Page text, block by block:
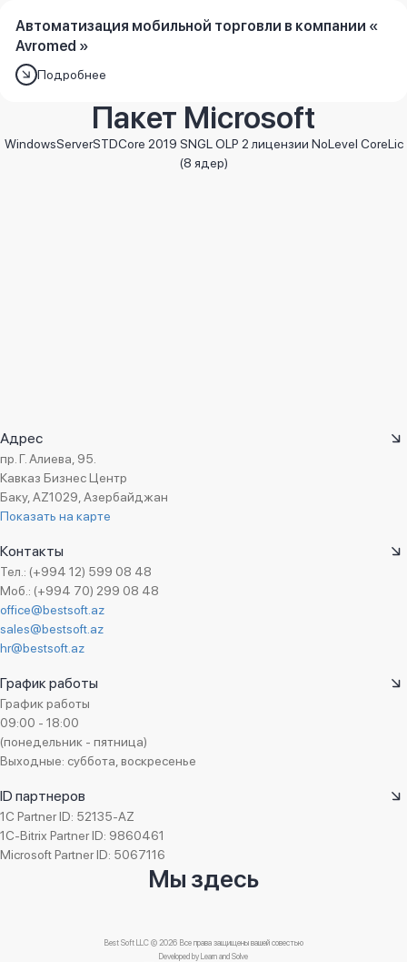
Автоматизация мобильной торговли в компании «
Avromed »
Подробнее
Пакет Microsoft
WindowsServerSTDCore 2019 SNGL OLP 2 лицензии NoLevel CoreLic
(8 ядер)
Адрес
пр. Г. Алиева, 95.
Кавказ Бизнес Центр
Баку, AZ1029, Азербайджан
Показать на карте
Контакты
Тел.: (+994 12) 599 08 48
Моб.: (+994 70) 299 08 48
office@bestsoft.az
sales@bestsoft.az
hr@bestsoft.az
График работы
График работы
09:00 - 18:00
(понедельник - пятница)
Выходные: суббота, воскресенье
ID партнеров
1C Partner ID: 52135-AZ
1C-Bitrix Partner ID: 9860461
Microsoft Partner ID: 5067116
Мы здесь
Best Soft LLC © 2026 Все права защищены вашей совестью
Developed byLearn and Solve